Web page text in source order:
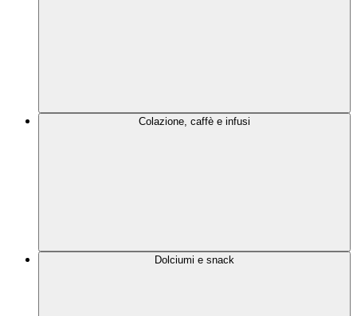
Colazione, caffè e infusi
Dolciumi e snack